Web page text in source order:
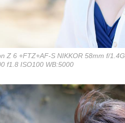
Z 6 +FTZ+AF-S NIKKOR 58mm f/1.4G
f1.8 ISO100 WB:5000